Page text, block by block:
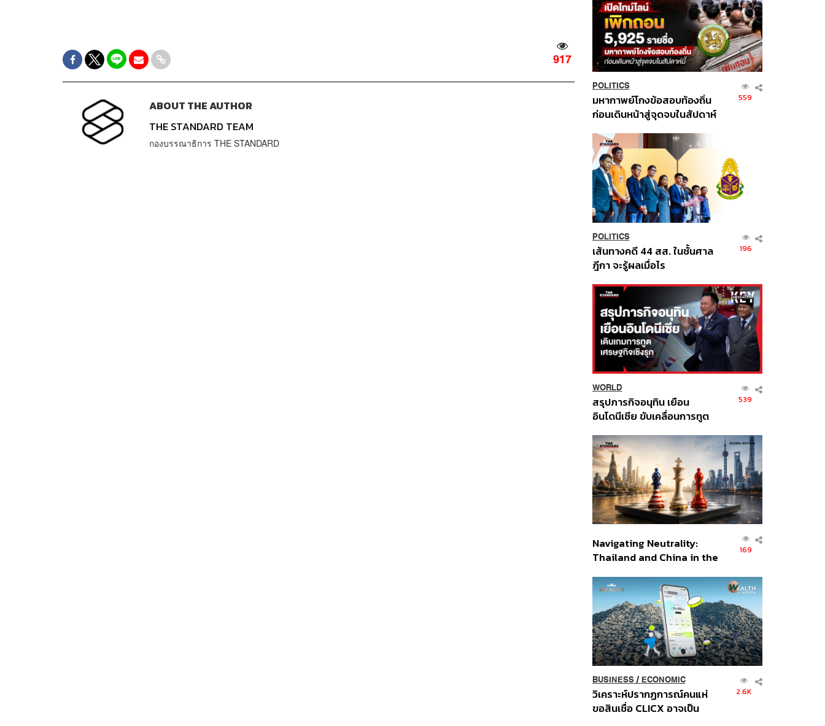
917
ABOUT THE AUTHOR
THE STANDARD TEAM
กองบรรณาธิการ THE STANDARD
POLITICS
มหากาพย์โกงข้อสอบท้องถิ่น
ก่อนเดินหน้าสู่จุดจบในสัปดาห์
559
POLITICS
เส้นทางคดี 44 สส. ในชั้นศาล
ฎีกา จะรู้ผลเมื่อไร
196
WORLD
สรุปภารกิจอนุทิน เยือน
อินโดนีเซีย ขับเคลื่อนการทูต
ส่วนยุทธศาสตร์ไทย –
อินโดนีเซีย
539
Navigating Neutrality:
Thailand and China in the
Order
169
BUSINESS/ ECONOMIC
วิเคราะห์ปรากฏการณ์คนแห่
ขอสินเชื่อ CLICX อาจเป็น
2.6K